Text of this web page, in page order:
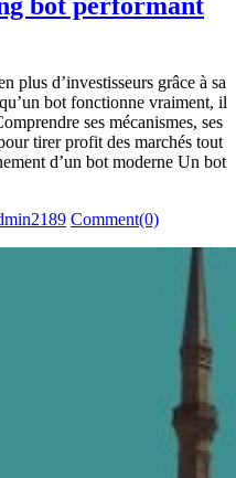
plus d’investisseurs grâce à sa
bot fonctionne vraiment, il
ses mécanismes, ses
tirer profit des marchés tout
d’un bot moderne Un bot
Comment(0)